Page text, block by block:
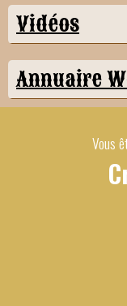
Vidéos
Annuaire
Vous